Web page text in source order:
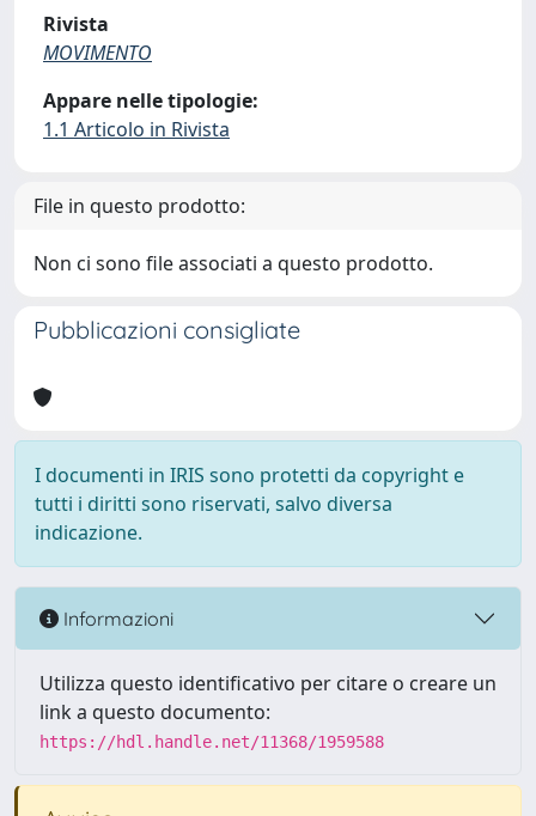
Rivista
MOVIMENTO
Appare nelle tipologie:
1.1 Articolo in Rivista
File in questo prodotto:
Non ci sono file associati a questo prodotto.
Pubblicazioni consigliate
I documenti in IRIS sono protetti da copyright e
tutti i diritti sono riservati, salvo diversa
indicazione.
Informazioni
Utilizza questo identificativo per citare o creare un
link a questo documento:
https://hdl.handle.net/11368/1959588